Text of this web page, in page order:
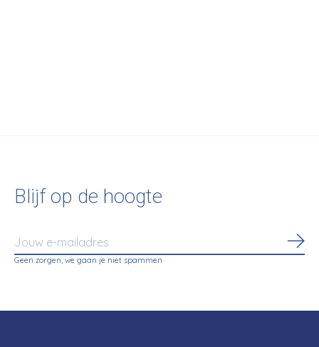
Blijf op de hoogte
Geen zorgen, we gaan je niet spammen